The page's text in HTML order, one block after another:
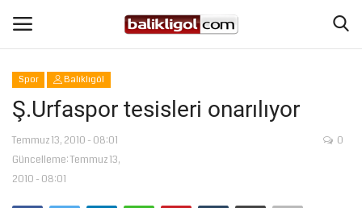
Giriş Yap
Anasayfa
Köşe Yazıları
Spor Balıklıgöl
Ş.Urfaspor tesisleri onarılıyor
Temmuz 13, 2010 - 08:01
Güncelleme: Temmuz 13,
2010 - 08:01
0